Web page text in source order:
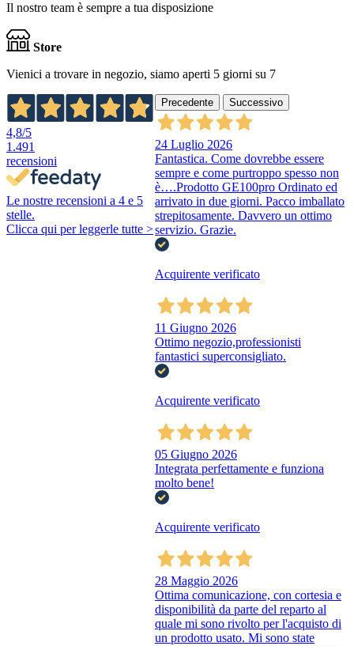
Il nostro team è sempre a tua disposizione
Store
Vienici a trovare in negozio, siamo aperti 5 giorni su 7
4,8/5
1.491
recensioni
Le nostre recensioni a 4 e 5
stelle.
Clicca qui per leggerle tutte >
Precedente Successivo
24 Luglio 2026
Fantastica. Come dovrebbe essere
sempre e come purtroppo spesso non
è….Prodotto GE100pro Ordinato ed
arrivato in due giorni. Pacco imballato
strepitosamente. Davvero un ottimo
servizio. Grazie.
Acquirente verificato
11 Giugno 2026
Ottimo negozio,professionisti
fantastici superconsigliato.
Acquirente verificato
05 Giugno 2026
Integrata perfettamente e funziona
molto bene!
Acquirente verificato
28 Maggio 2026
Ottima comunicazione, con cortesia e
disponibilità da parte del reparto al
quale mi sono rivolto per l'acquisto di
un prodotto usato. Mi sono state